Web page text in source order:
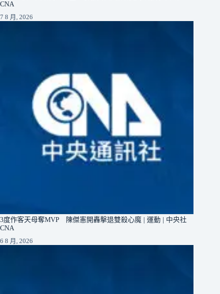
CNA
7 8 月, 2026
3度作客天母奪MVP 陳傑憲開轟擊退雙殺心魔 | 運動 | 中央社
CNA
6 8 月, 2026